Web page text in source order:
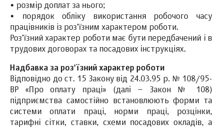
• розмір доплат за нього;
• порядок обліку використання робочого часу
працівників із роз’їзним характером роботи.
Роз’їзний характер роботи має бути передбачений і в
трудових договорах та посадових інструкціях.
Надбавка за роз’їзний характер роботи
Відповідно до ст. 15 Закону від 24.03.95 р. № 108/95-
ВР «Про оплату праці» (далі – Закон № 108)
підприємства самостійно встановлюють форми та
системи оплати праці, норми праці, розцінки,
тарифні сітки, ставки, схеми посадових окладів, а